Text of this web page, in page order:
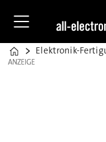
Home
Elektronik-
ANZEIGE
ANZEIGE